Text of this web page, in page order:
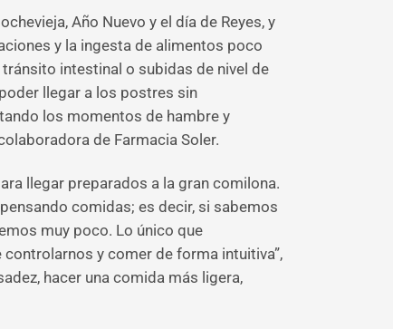
Año Nuevo y el día de Reyes, y
y la ingesta de alimentos poco
intestinal o subidas de nivel de
llegar a los postres sin
los momentos de hambre y
de Farmacia Soler.
llegar preparados a la gran comilona.
comidas; es decir, si sabemos
muy poco. Lo único que
y comer de forma intuitiva”,
hacer una comida más ligera,